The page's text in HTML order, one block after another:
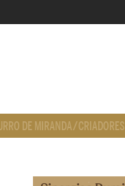
DE MIRANDA/CRIADORES